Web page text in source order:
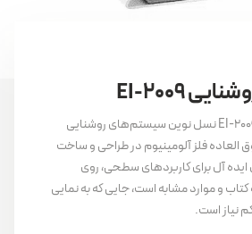
پروفیل‌ LED روشنایی EI-2009 نسل نوین سیستم‌های روشنایی
العاده فلز آلومینیوم در طراحی و ساخت
ایده آل برای کاربردهای سطحی، روی
کتاب و موارد مشابه است، جایی که به نمایی
نیاز است.